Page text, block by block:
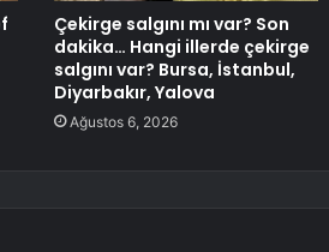
Çekirge salgını mı var? Son
dakika… Hangi illerde çekirge
salgını var? Bursa, İstanbul,
Diyarbakır, Yalova
Ağustos 6, 2026